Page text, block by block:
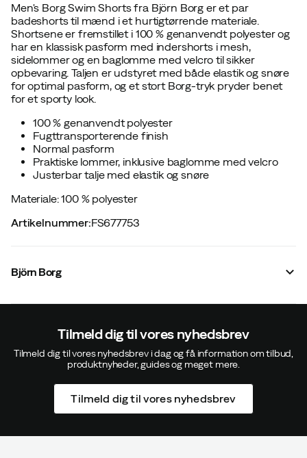
Men's Borg Swim Shorts fra Björn Borg er et par
badeshorts til mænd i et hurtigtørrende materiale.
Shortsene er fremstillet i 100 % genanvendt polyester og
har en klassisk pasform med indershorts i mesh,
sidelommer og en baglomme med velcro til sikker
opbevaring. Taljen er udstyret med både elastik og snøre
for optimal pasform, og et stort Borg-tryk pryder benet
for et sporty look.
100 % genanvendt polyester
Fugttransporterende finish
Normal pasform
Praktiske lommer, inklusive baglomme med velcro
Justerbar talje med elastik og snøre
Materiale: 100 % polyester
Artikelnummer:FS677753
Björn Borg
Tilmeld dig til vores nyhedsbrev
Tilmeld dig til vores nyhedsbrev i dag og få information om tilbud,
produktnyheder, guides og meget mere.
Tilmeld dig til vores nyhedsbrev